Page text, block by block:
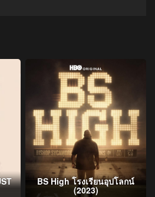
BS High โรงเรียนอุปโลกน์
(2023)